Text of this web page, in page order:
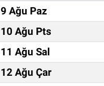
9 Ağu Paz
10 Ağu Pts
11 Ağu Sal
12 Ağu Çar